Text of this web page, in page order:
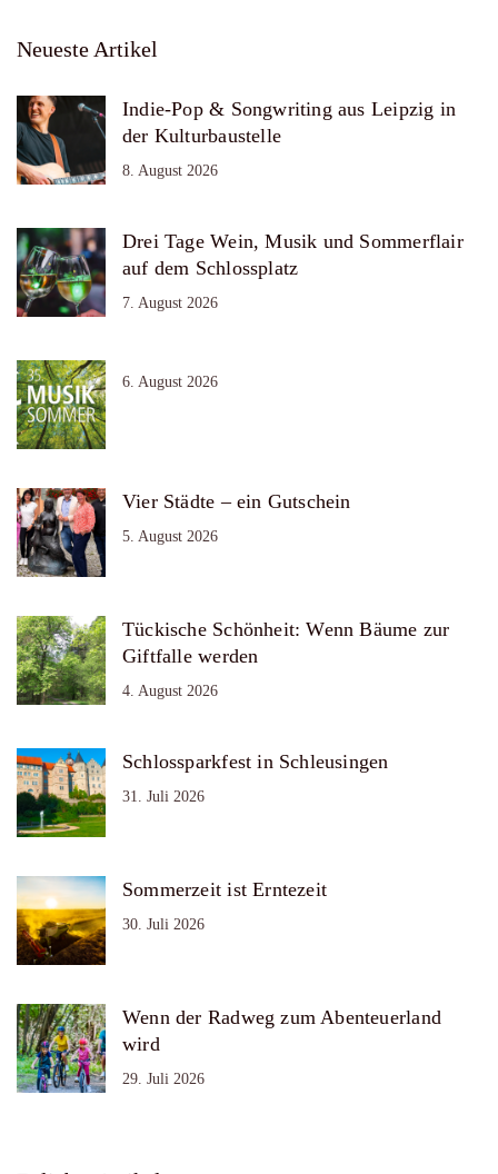
Neueste Artikel
Indie-Pop & Songwriting aus Leipzig in
der Kulturbaustelle
8. August 2026
Drei Tage Wein, Musik und Sommerflair
auf dem Schlossplatz
7. August 2026
6. August 2026
Vier Städte – ein Gutschein
5. August 2026
Tückische Schönheit: Wenn Bäume zur
Giftfalle werden
4. August 2026
Schlossparkfest in Schleusingen
31. Juli 2026
Sommerzeit ist Erntezeit
30. Juli 2026
Wenn der Radweg zum Abenteuerland
wird
29. Juli 2026